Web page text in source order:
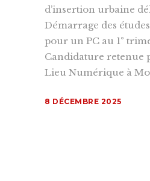
d’insertion urbaine
Démarrage des
pour un PC au 1°
Candidature retenue
Lieu Numérique à
8 DÉCEMBRE 2025